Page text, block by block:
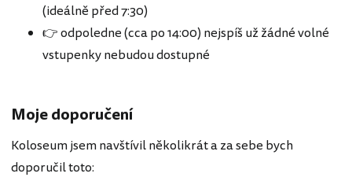
(ideálně před 7:30)
👉 odpoledne (cca po 14:00) nejspíš už žádné volné
vstupenky nebudou dostupné
Moje doporučení
Koloseum jsem navštívil několikrát a za sebe bych
doporučil toto: